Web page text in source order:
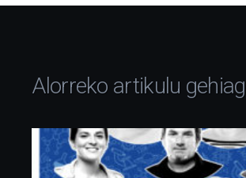
Alorreko artikulu